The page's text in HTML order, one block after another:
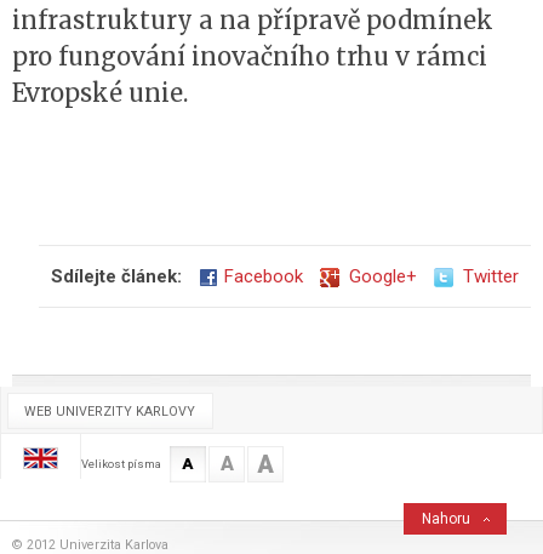
infrastruktury a na přípravě podmínek
pro fungování inovačního trhu v rámci
Evropské unie.
Sdílejte článek: Facebook Google+ Twitter
WEB UNIVERZITY KARLOVY
Velikost písma A A A
Nahoru
© 2012 Univerzita Karlova